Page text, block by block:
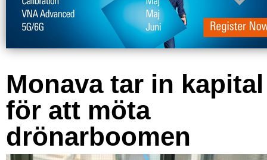
Monava tar in kapital
för att möta
drönarboomen